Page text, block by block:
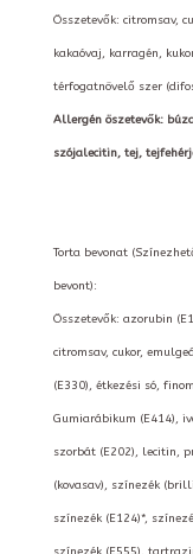
Összetevők: citromsav,
kakaóvaj, karragén,
térfogatnövelő szer
Allergén öszetevők:
szójalecitin, tej,
Torta bevonat
bevont):
Összetevők: azorubin
citromsav, cukor,
(E330), étkezési só,
Gumiarábikum (E414),
szorbát (E202), lecitin,
(kovasav), színezék
színezék (E124)*,